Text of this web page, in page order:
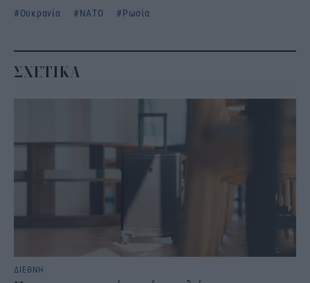
Ουκρανία ΝΑΤΟ Ρωσία
ΣΧΕΤΙΚΑ
ΔΙΕΘΝΗ